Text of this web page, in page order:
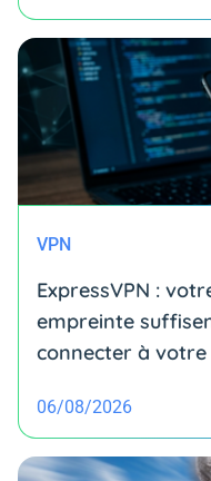
VPN
ExpressVPN :
empreinte
connecter à
06/08/2026